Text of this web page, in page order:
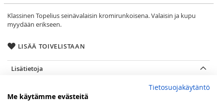
Klassinen Topelius seinävalaisin kromirunkoisena. Valaisin ja kupu
myydään erikseen.
LISÄÄ TOIVELISTAAN
Lisätietoja
max 20 W
Tietosuojakäytäntö
Me käytämme evästeitä